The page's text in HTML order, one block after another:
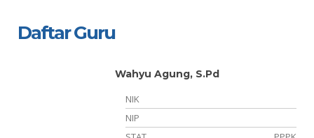
Daftar Guru
Wahyu Agung, S.Pd
NIK
NIP